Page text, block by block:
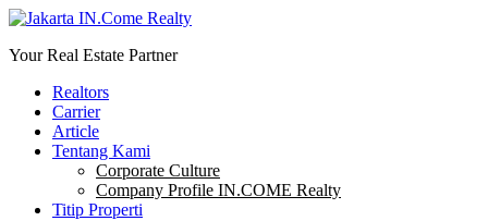
Your Real Estate Partner
Realtors
Carrier
Article
Tentang Kami
Corporate Culture
Company Profile IN.COME Realty
Titip Properti